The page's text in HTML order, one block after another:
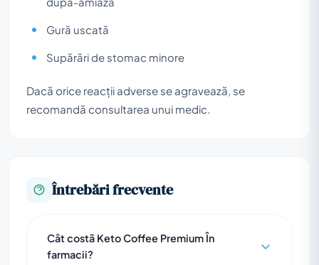
Gură uscată
Supărări de stomac minore
Dacă orice reacții adverse se agravează, se
recomandă consultarea unui medic.
Întrebări frecvente
Cât costã Keto Coffee Premium În
farmacii?